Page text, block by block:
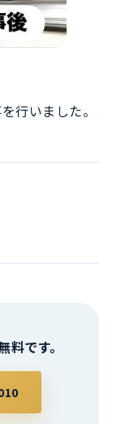
行いました。
です。